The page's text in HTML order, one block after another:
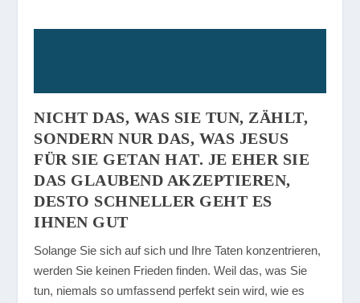
NICHT DAS, WAS SIE TUN, ZÄHLT,
SONDERN NUR DAS, WAS JESUS
FÜR SIE GETAN HAT. JE EHER SIE
DAS GLAUBEND AKZEPTIEREN,
DESTO SCHNELLER GEHT ES
IHNEN GUT
Solange Sie sich auf sich und Ihre Taten konzentrieren,
werden Sie keinen Frieden finden. Weil das, was Sie
tun, niemals so umfassend perfekt sein wird, wie es